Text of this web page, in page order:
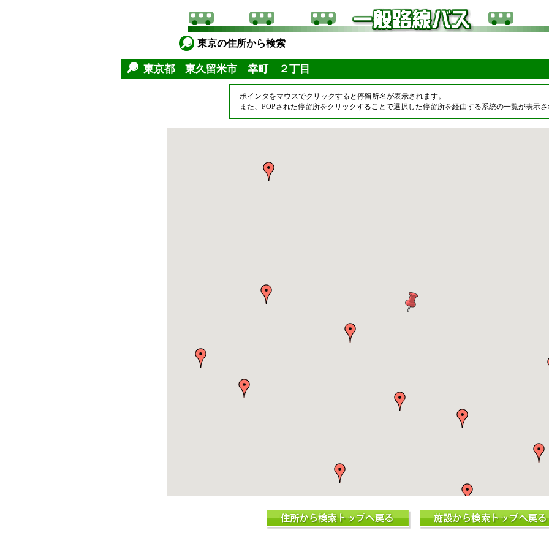
東京の住所から検索
東京都 東久留米市 幸町 ２丁目
ポインタをマウスでクリックすると停留所名が表示されます。
また、POPされた停留所をクリックすることで選択した停留所を経由する系統の一覧が表示